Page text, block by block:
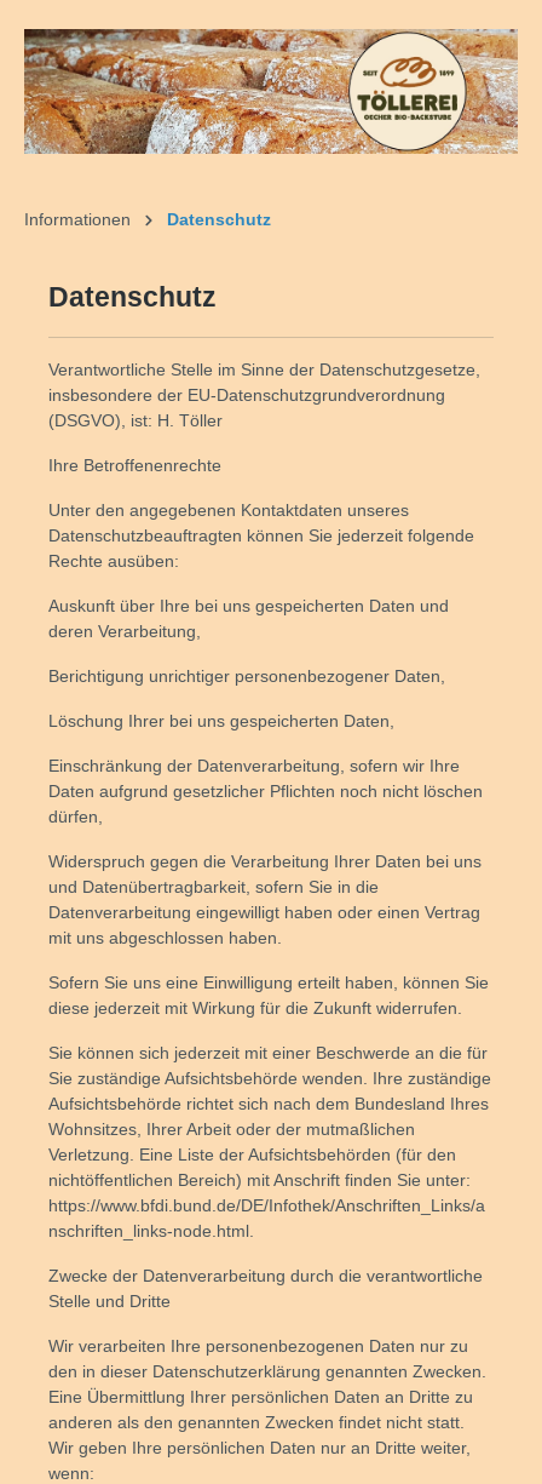
springen
Informationen Datenschutz
Datenschutz
Verantwortliche Stelle im Sinne der Datenschutzgesetze,
insbesondere der EU-Datenschutzgrundverordnung
(DSGVO), ist: H. Töller
Ihre Betroffenenrechte
Unter den angegebenen Kontaktdaten unseres
Datenschutzbeauftragten können Sie jederzeit folgende
Rechte ausüben:
Auskunft über Ihre bei uns gespeicherten Daten und
deren Verarbeitung,
Berichtigung unrichtiger personenbezogener Daten,
Löschung Ihrer bei uns gespeicherten Daten,
Einschränkung der Datenverarbeitung, sofern wir Ihre
Daten aufgrund gesetzlicher Pflichten noch nicht löschen
dürfen,
Widerspruch gegen die Verarbeitung Ihrer Daten bei uns
und Datenübertragbarkeit, sofern Sie in die
Datenverarbeitung eingewilligt haben oder einen Vertrag
mit uns abgeschlossen haben.
Sofern Sie uns eine Einwilligung erteilt haben, können Sie
diese jederzeit mit Wirkung für die Zukunft widerrufen.
Sie können sich jederzeit mit einer Beschwerde an die für
Sie zuständige Aufsichtsbehörde wenden. Ihre zuständige
Aufsichtsbehörde richtet sich nach dem Bundesland Ihres
Wohnsitzes, Ihrer Arbeit oder der mutmaßlichen
Verletzung. Eine Liste der Aufsichtsbehörden (für den
nichtöffentlichen Bereich) mit Anschrift finden Sie unter:
https://www.bfdi.bund.de/DE/Infothek/Anschriften_Links/a
nschriften_links-node.html.
Zwecke der Datenverarbeitung durch die verantwortliche
Stelle und Dritte
Wir verarbeiten Ihre personenbezogenen Daten nur zu
den in dieser Datenschutzerklärung genannten Zwecken.
Eine Übermittlung Ihrer persönlichen Daten an Dritte zu
anderen als den genannten Zwecken findet nicht statt.
Wir geben Ihre persönlichen Daten nur an Dritte weiter,
wenn: